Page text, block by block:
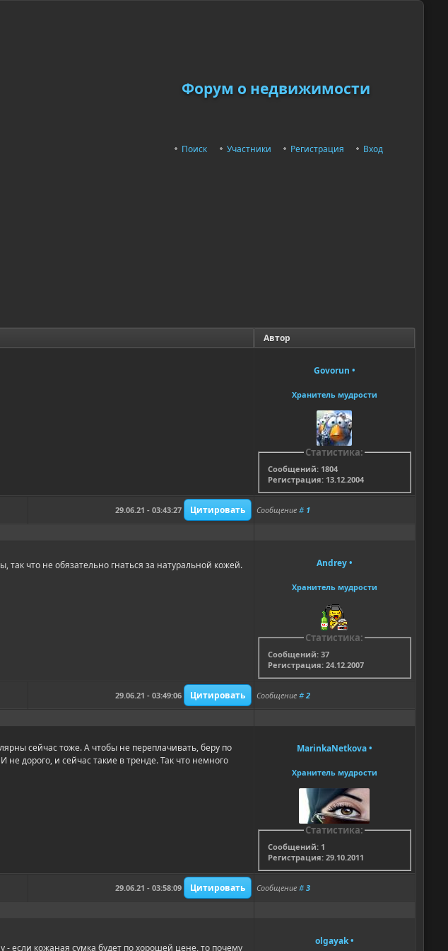
Форум о недвижимости
Поиск Участники Регистрация Вход
Автор
Govorun •
Хранитель мудрости
Статистика:
Сообщений: 1804
Регистрация: 13.12.2004
29.06.21 - 03:43:27 Сообщение # 1
так что не обязательно гнаться за натуральной кожей. Andrey•
Хранитель мудрости
Статистика:
Сообщений: 37
Регистрация: 24.12.2007
29.06.21 - 03:49:06 Сообщение #2
сейчас тоже. А чтобы не переплачивать, беру по
дорого, и сейчас такие в тренде. Так что немного
MarinkaNetkova•
Хранитель мудрости
Статистика:
Сообщений: 1
Регистрация: 29.10.2011
29.06.21 - 03:58:09 Сообщение # 3
если кожаная сумка будет по хорошей цене, то почему
olgayak•